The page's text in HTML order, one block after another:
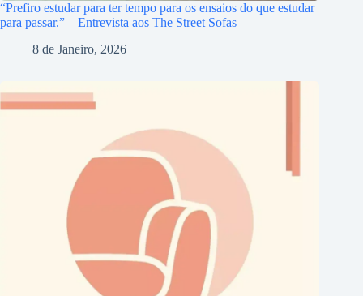
“Prefiro estudar para ter tempo para os ensaios do que estudar
para passar.” – Entrevista aos The Street Sofas
8 de Janeiro, 2026